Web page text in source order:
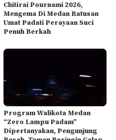
Chitirai Pournami 2026,
Mengema Di Medan Ratusan
Umat Padati Perayaan Suci
Penuh Berkah
Program Walikota Medan
“Zero Lampu Padam”
Dipertanyakan, Pengunjung